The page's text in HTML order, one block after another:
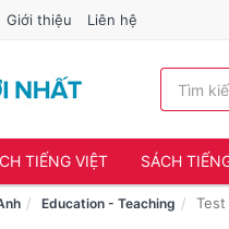
Giới thiệu Liên hệ
TIẾNG VIỆT SÁCH
Education - Teaching Test